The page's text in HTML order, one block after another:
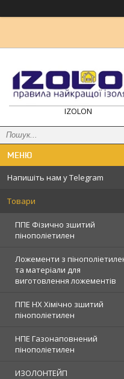
IZOLON
Напишіть нам у Telegram
Товари
ППЕ Фізично зшитий
пінополіетилен
Ложементи з
та матеріали для
виготовлення ложементів
ППЕ НХ Хімічно зшитий
пінополіетилен
НПЕ Газонаповнений
пінополіетилен
ИЗОЛОНТЕЙП